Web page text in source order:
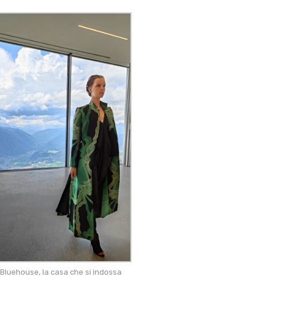
Bluehouse, la casa che si indossa